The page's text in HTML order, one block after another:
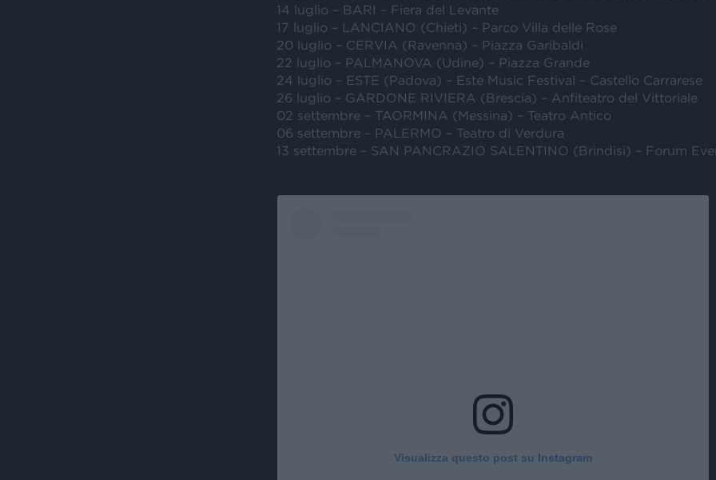
14 luglio – BARI – Fiera del Levante
17 luglio – LANCIANO (Chieti) – Parco Villa delle Rose
20 luglio – CERVIA (Ravenna) – Piazza Garibaldi
22 luglio – PALMANOVA (Udine) – Piazza Grande
24 luglio – ESTE (Padova) – Este Music Festival – Castello Carrarese
26 luglio – GARDONE RIVIERA (Brescia) – Anfiteatro del Vittoriale
02 settembre – TAORMINA (Messina) – Teatro Antico
06 settembre – PALERMO – Teatro di Verdura
13 settembre – SAN PANCRAZIO SALENTINO (Brindisi) – Forum
Visualizza questo post su Instagram